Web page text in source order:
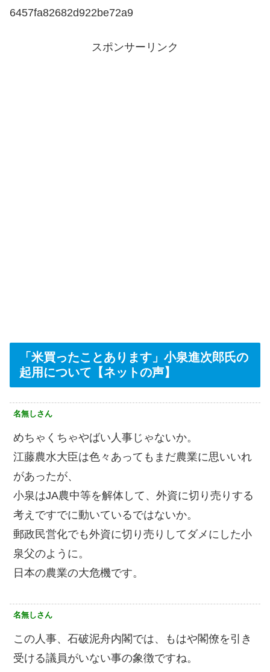
6457fa82682d922be72a9
スポンサーリンク
「米買ったことあります」小泉進次郎氏の
起用について【ネットの声】
名無しさん
めちゃくちゃやばい人事じゃないか。
江藤農水大臣は色々あってもまだ農業に思いいれ
があったが、
小泉はJA農中等を解体して、外資に切り売りする
考えですでに動いているではないか。
郵政民営化でも外資に切り売りしてダメにした小
泉父のように。
日本の農業の大危機です。
名無しさん
この人事、石破泥舟内閣では、もはや閣僚を引き
受ける議員がいない事の象徴ですね。